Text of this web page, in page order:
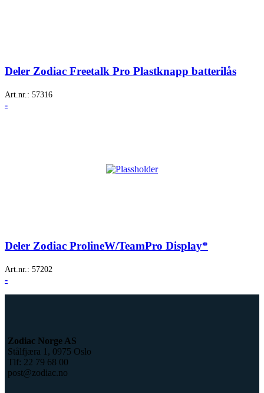
Deler Zodiac Freetalk Pro Plastknapp batterilås
Art.nr.: 57316
-
Deler Zodiac ProlineW/TeamPro Display*
Art.nr.: 57202
-
Zodiac Norge AS
Stålfjæra 1, 0975 Oslo
Tlf: 22 79 68 00
post@zodiac.no